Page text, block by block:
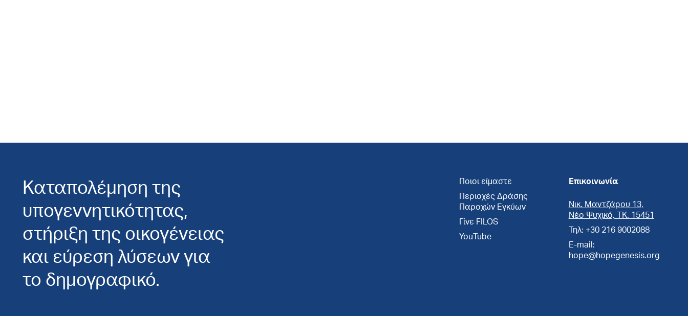
Καταπολέμηση της
υπογεννητικότητας,
στήριξη της οικογένειας
και εύρεση λύσεων για
το δημογραφικό.
Ποιοι είμαστε
Περιοχές Δράσης
Παροχών Εγκύων
Γίνε FILOS
YouTube
Επικοινωνία
Νικ. Μαντζάρου 13,
Νέο Ψυχικό, ΤΚ. 15451
Τηλ: +30 216 9002088
E-mail:
hope@hopegenesis.org